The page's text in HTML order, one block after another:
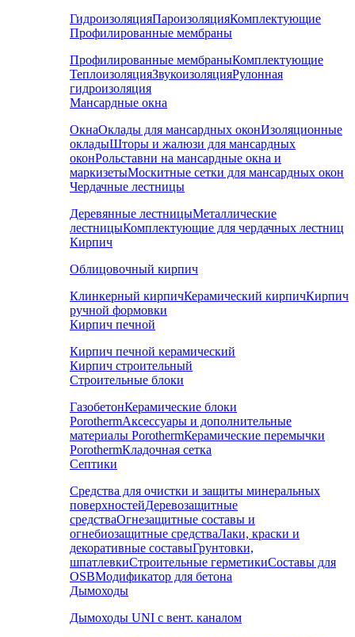
ГидроизоляцияПароизоляцияКомплектующие
Профилированные мембраны
Профилированные мембраныКомплектующие
ТеплоизоляцияЗвукоизоляцияРулонная
гидроизоляция
Мансардные окна
ОкнаОклады для мансардных оконИзоляционные
окладыШторы и жалюзи для мансардных
оконРольставни на мансардные окна и
маркизетыМоскитные сетки для мансардных окон
Чердачные лестницы
Деревянные лестницыМеталлические
лестницыКомплектующие для чердачных лестниц
Кирпич
Облицовочный кирпич
Клинкерный кирпичКерамический кирпичКирпич
ручной формовки
Кирпич печной
Кирпич печной керамический
Кирпич строительный
Строительные блоки
ГазобетонКерамические блоки
PorothermАксессуары и дополнительные
материалы PorothermКерамические перемычки
PorothermКладочная сетка
Септики
Средства для очистки и защиты минеральных
поверхностейДеревозащитные
средстваОгнезащитные составы и
огнебиозащитные средстваЛаки, краски и
декоративные составыГрунтовки,
шпатлевкиСтроительные герметикиСоставы для
OSBМодификатор для бетона
Дымоходы
Дымоходы UNI с вент. каналом